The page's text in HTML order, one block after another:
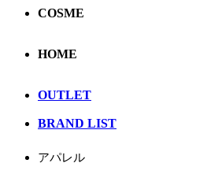
COSME
HOME
OUTLET
BRAND LIST
アパレル